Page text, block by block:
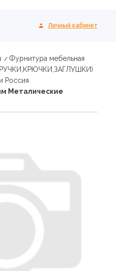
Личный кабинет
Фурнитура мебельная
Россия
Металические